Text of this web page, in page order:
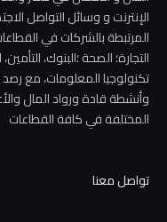
الإنترنت و وسائل التواصل
المرتبطة بالشركات في
التجارة؛ الصحة ؛البنوك،
تكنولوجيا المعلومات، مع
وأنشطة قادة ورواد المال
المختلفة في كافة القطاعات
تواصل معنا